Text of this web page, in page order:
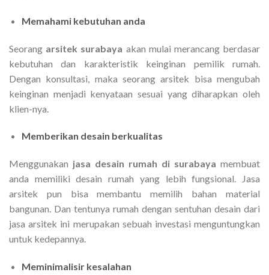
Memahami kebutuhan anda
Seorang arsitek surabaya akan mulai merancang berdasar
kebutuhan dan karakteristik keinginan pemilik rumah.
Dengan konsultasi, maka seorang arsitek bisa mengubah
keinginan menjadi kenyataan sesuai yang diharapkan oleh
klien-nya.
Memberikan desain berkualitas
Menggunakan jasa desain rumah di surabaya membuat
anda memiliki desain rumah yang lebih fungsional. Jasa
arsitek pun bisa membantu memilih bahan material
bangunan. Dan tentunya rumah dengan sentuhan desain dari
jasa arsitek ini merupakan sebuah investasi menguntungkan
untuk kedepannya.
Meminimalisir kesalahan